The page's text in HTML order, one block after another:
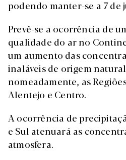
podendo manter-se a 7 de
Prevê-se a ocorrência de
qualidade do ar no
um aumento das
inaláveis de origem
nomeadamente, as
Alentejo e Centro.
A ocorrência de
e Sul atenuará as
atmosfera.